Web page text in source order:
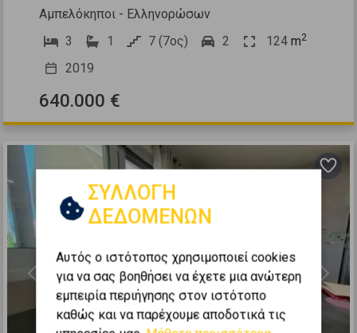
Αμπελόκηποι - Ελληνορώσων
3
1 7 (7ος) 2 124 m2
2019
640.000 €
Previous Next
ΣΥΛΛΟΓΗ
ΔΕΔΟΜΕΝΩΝ
Αυτός ο ιστότοπος χρησιμοποιεί cookies
για να σας βοηθήσει να έχετε μια ανώτερη
εμπειρία περιήγησης στον ιστότοπο
καθώς και να παρέχουμε αποδοτικά τις